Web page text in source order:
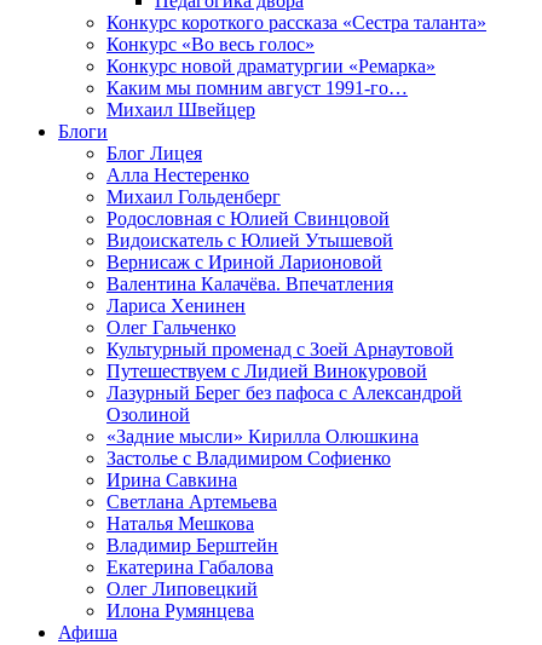
Конкурс короткого рассказа «Сестра таланта»
Конкурс «Во весь голос»
Конкурс новой драматургии «Ремарка»
Каким мы помним август 1991-го…
Михаил Швейцер
Блоги
Блог Лицея
Алла Нестеренко
Михаил Гольденберг
Родословная с Юлией Свинцовой
Видоискатель с Юлией Утышевой
Вернисаж с Ириной Ларионовой
Валентина Калачёва. Впечатления
Лариса Хенинен
Олег Гальченко
Культурный променад с Зоей Арнаутовой
Путешествуем с Лидией Винокуровой
Лазурный Берег без пафоса с Александрой
Озолиной
«Задние мысли» Кирилла Олюшкина
Застолье с Владимиром Софиенко
Ирина Савкина
Светлана Артемьева
Наталья Мешкова
Владимир Берштейн
Екатерина Габалова
Олег Липовецкий
Илона Румянцева
Афиша